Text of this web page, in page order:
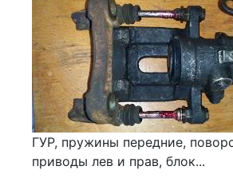
ГУР, пружины передние,
приводы лев и прав, блок...